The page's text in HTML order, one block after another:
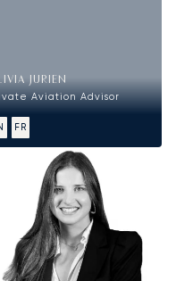
JURIEN
Aviation Advisor
FR
NAS